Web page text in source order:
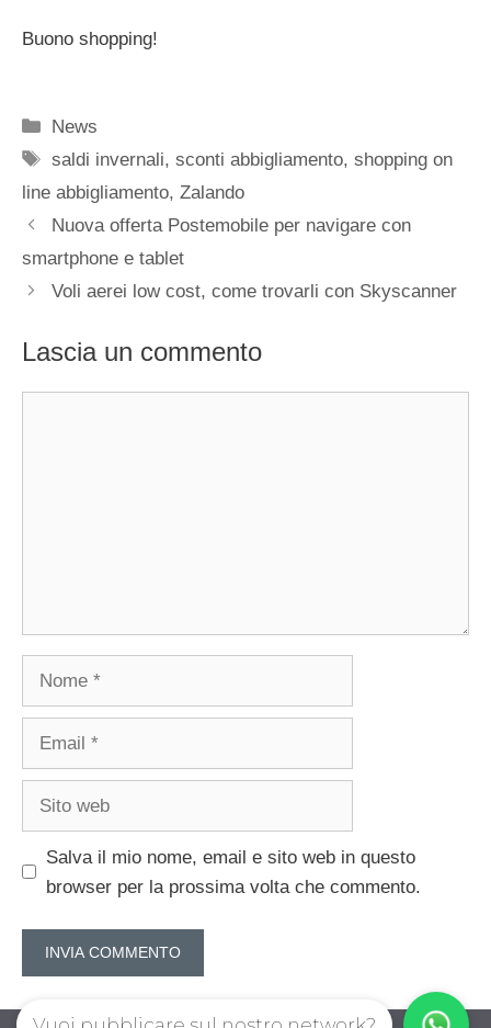
Buono shopping!
Categorie
News
Tag
saldi invernali,sconti abbigliamento,shopping on
line abbigliamento, Zalando
Nuova offerta Postemobile per navigare con
smartphone e tablet
Voli aerei low cost, come trovarli con Skyscanner
Lascia un commento
Salva il mio nome, email e sito web in questo
browser per la prossima volta che commento.